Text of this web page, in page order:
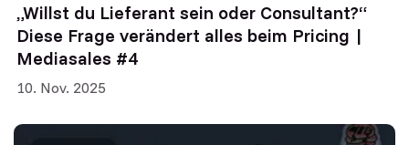
„Willst du Lieferant sein oder Consultant?“
Diese Frage verändert alles beim Pricing |
Mediasales #4
10. Nov. 2025